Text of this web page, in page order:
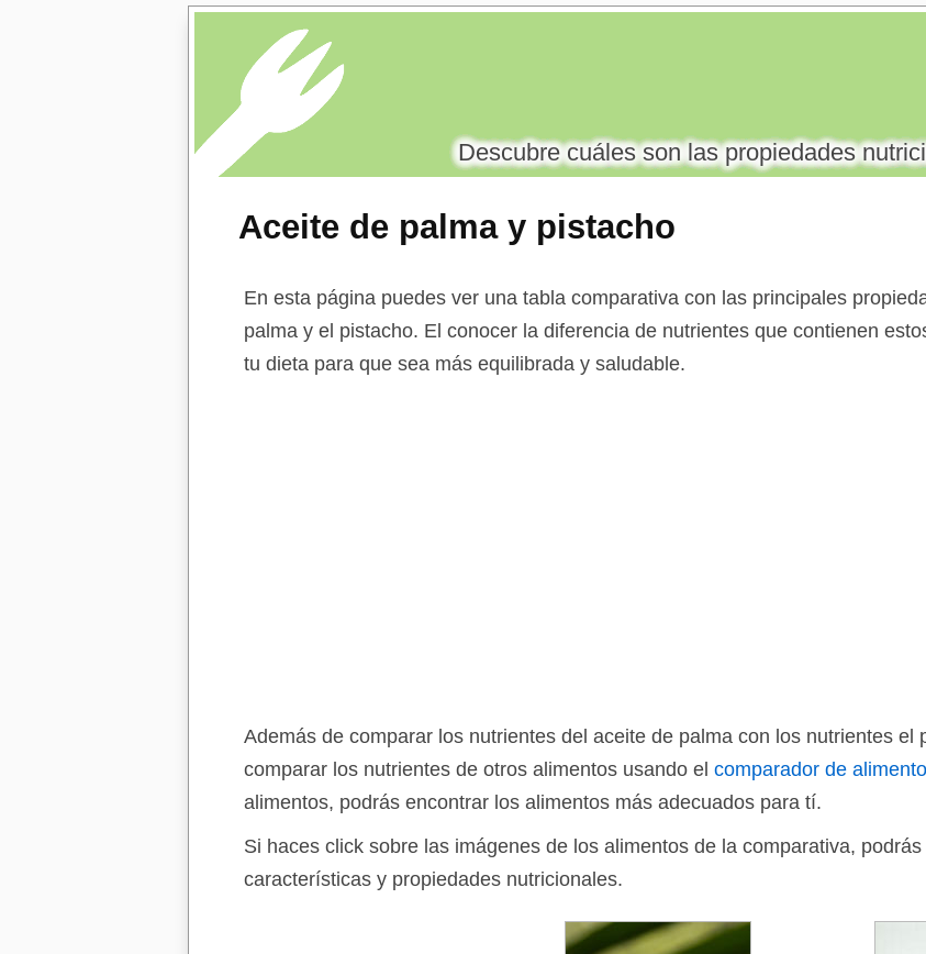
Aceite de palma y pistacho
Descubre cuáles son las propiedades
En esta página puedes ver una tabla comparativa con las principales
palma y el pistacho. El conocer la diferencia de nutrientes que contienen
tu dieta para que sea más equilibrada y saludable.
Además de comparar los nutrientes del aceite de palma con los nutrientes el
comparar los nutrientes de otros alimentos usando el comparador de
alimentos, podrás encontrar los alimentos más adecuados para tí.
Si haces click sobre las imágenes de los alimentos de la comparativa,
características y propiedades nutricionales.